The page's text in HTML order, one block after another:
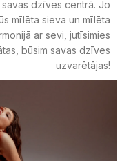
dzīves centrā. Jo
mīlēta sieva un mīlēta
ar sevi, jutīsimies
būsim savas dzīves
uzvarētājas!